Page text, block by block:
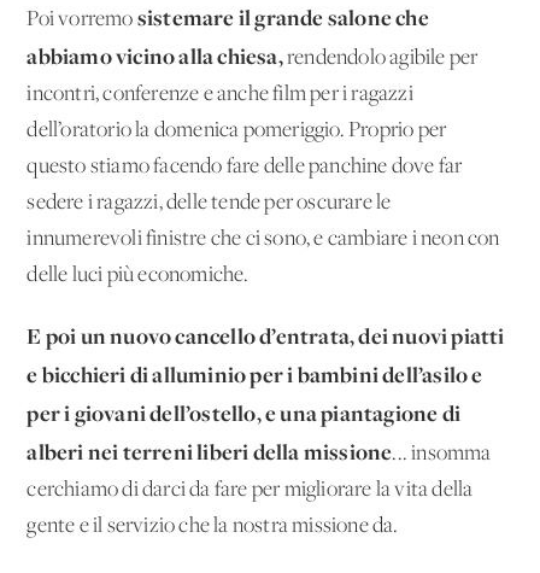
Poi vorremo sistemare il grande salone che
abbiamo vicino alla chiesa,rendendolo agibile per
incontri, conferenze e anche film per i ragazzi
dell’oratorio la domenica pomeriggio. Proprio per
questo stiamo facendo fare delle panchine dove far
sedere i ragazzi, delle tende per oscurare le
innumerevoli finistre che ci sono, e cambiare i neon con
delle luci più economiche.
E poi un nuovo cancello d’entrata, dei nuovi piatti
e bicchieri di alluminio per i bambini dell’asilo e
per i giovani dell’ostello, e una piantagione di
alberi nei terreni liberi della missione... insomma
cerchiamo di darci da fare per migliorare la vita della
gente e il servizio che la nostra missione da.